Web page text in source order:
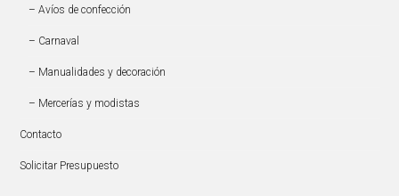
– Avíos de confección
– Carnaval
– Manualidades y decoración
– Mercerías y modistas
Contacto
Solicitar Presupuesto